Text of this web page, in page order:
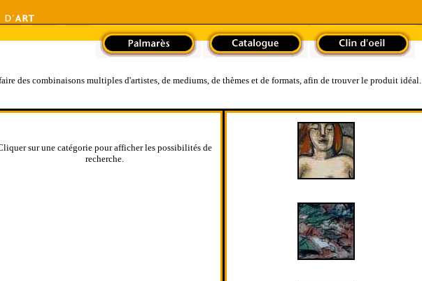
des combinaisons multiples d'artistes, de mediums, de thèmes et de formats, afin de trouver le produit idéal.
sur une catégorie pour afficher les possibilités de
recherche.